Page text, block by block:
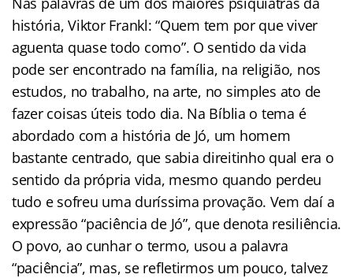
história, Viktor Frankl: “Quem tem por que viver
aguenta quase todo como”. O sentido da vida
pode ser encontrado na família, na religião, nos
estudos, no trabalho, na arte, no simples ato de
fazer coisas úteis todo dia. Na Bíblia o tema é
abordado com a história de Jó, um homem
bastante centrado, que sabia direitinho qual era o
sentido da própria vida, mesmo quando perdeu
tudo e sofreu uma duríssima provação. Vem daí a
expressão “paciência de Jó”, que denota resiliência.
O povo, ao cunhar o termo, usou a palavra
“paciência”, mas, se refletirmos um pouco, talvez